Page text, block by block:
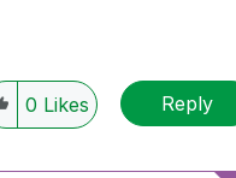
0 Likes Reply